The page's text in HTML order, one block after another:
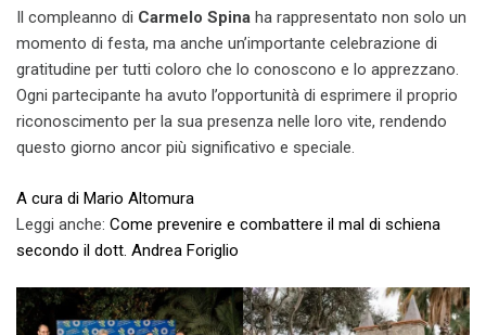
Il compleanno di Carmelo Spina ha rappresentato non solo un
momento di festa, ma anche un’importante celebrazione di
gratitudine per tutti coloro che lo conoscono e lo apprezzano.
Ogni partecipante ha avuto l’opportunità di esprimere il proprio
riconoscimento per la sua presenza nelle loro vite, rendendo
questo giorno ancor più significativo e speciale.
A cura di Mario Altomura
Leggi anche: Come prevenire e combattere il mal di schiena
secondo il dott. Andrea Foriglio